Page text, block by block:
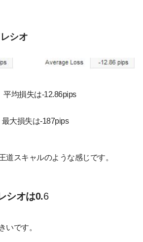
シオ
平均損失は-12.86pips
大損失は-187pips
道スキャルのような感じです。
シオは0.6
いです。